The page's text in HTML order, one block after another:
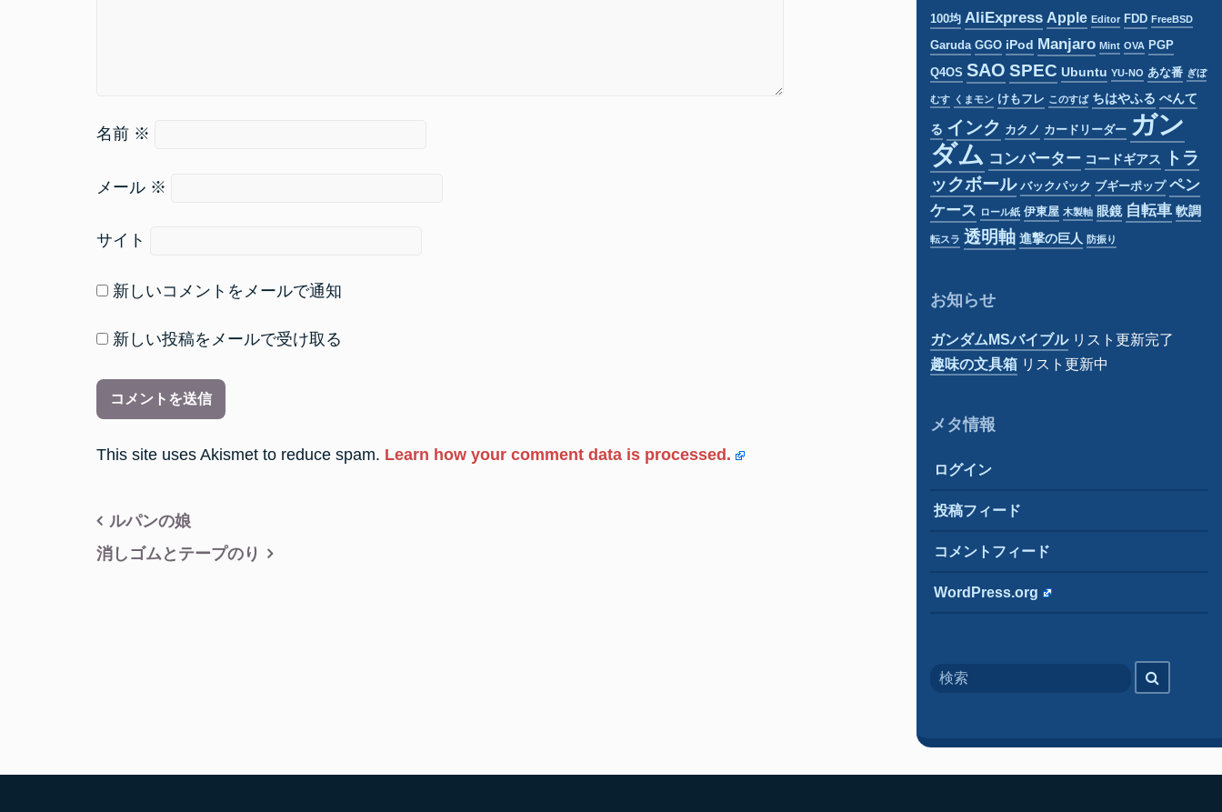
名前 ※
メール ※
サイト
新しいコメントをメールで通知
新しい投稿をメールで受け取る
This site uses Akismet to reduce spam. Learn how your comment data is processed.
投
稿
ン
ルパンの娘
消しゴムとテープのり
100均 AliExpress Apple Editor FDD FreeBSD
Garuda GGO iPod Manjaro Mint OVA PGP
Q4OS SAO SPEC Ubuntu YU-NO あな番 ぎぼ
むす くまモン けもフレ このすば ちはやふる ぺんて
る インク カクノ カードリーダー ガン
ダム コンバーター コードギアス
トラ
ックボール バックパック ブギーポップ ペン
ケース ロール紙 伊東屋 木製軸 眼鏡 自転車 軟調
転スラ 透明軸 進撃の巨人 防振り
お知らせ
ガンダムMSバイブルリスト更新完了
趣味の文具箱 リスト更新中
メタ情報
ログイン
投稿フィード
コメントフィード
WordPress.org
for
索